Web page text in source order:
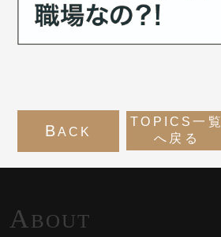
BACK
TOPICS一覧
へ戻る
A BOUT